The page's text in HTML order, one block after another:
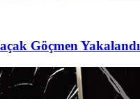
Göçmen Yakalandı